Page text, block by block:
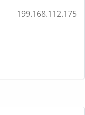
199.168.112.175